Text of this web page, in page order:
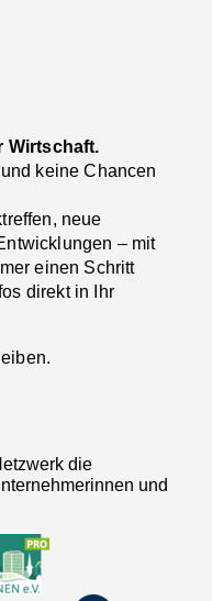
Wirtschaft.
keine Chancen
neue
– mit
einen Schritt
direkt in Ihr
die
und